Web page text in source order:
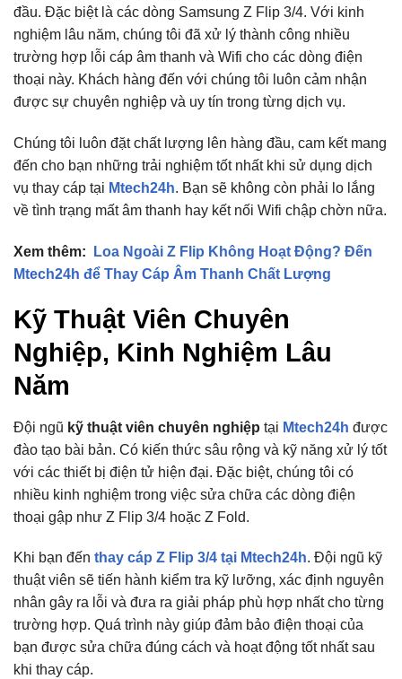
đầu. Đặc biệt là các dòng Samsung Z Flip 3/4. Với kinh
nghiệm lâu năm, chúng tôi đã xử lý thành công nhiều
trường hợp lỗi cáp âm thanh và Wifi cho các dòng điện
thoại này. Khách hàng đến với chúng tôi luôn cảm nhận
được sự chuyên nghiệp và uy tín trong từng dịch vụ.
Chúng tôi luôn đặt chất lượng lên hàng đầu, cam kết mang
đến cho bạn những trải nghiệm tốt nhất khi sử dụng dịch
vụ thay cáp tại Mtech24h. Bạn sẽ không còn phải lo lắng
về tình trạng mất âm thanh hay kết nối Wifi chập chờn nữa.
Xem thêm:
Loa Ngoài Z Flip Không Hoạt Động? Đến
Mtech24h để Thay Cáp Âm Thanh Chất Lượng
Kỹ Thuật Viên Chuyên
Nghiệp, Kinh Nghiệm Lâu
Năm
Đội ngũ kỹ thuật viên chuyên nghiệp tại Mtech24h được
đào tạo bài bản. Có kiến thức sâu rộng và kỹ năng xử lý tốt
với các thiết bị điện tử hiện đại. Đặc biệt, chúng tôi có
nhiều kinh nghiệm trong việc sửa chữa các dòng điện
thoại gập như Z Flip 3/4 hoặc Z Fold.
Khi bạn đến thay cáp Z Flip 3/4 tại Mtech24h. Đội ngũ kỹ
thuật viên sẽ tiến hành kiểm tra kỹ lưỡng, xác định nguyên
nhân gây ra lỗi và đưa ra giải pháp phù hợp nhất cho từng
trường hợp. Quá trình này giúp đảm bảo điện thoại của
bạn được sửa chữa đúng cách và hoạt động tốt nhất sau
khi thay cáp.